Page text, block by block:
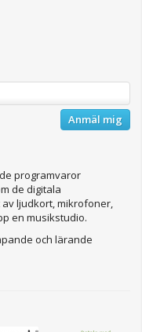
Anmäl mig
programvaror
de digitala
ljudkort, mikrofoner,
en musikstudio.
och lärande